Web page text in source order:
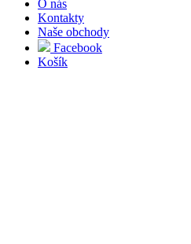
O nás
Kontakty
Naše obchody
Facebook
Košík